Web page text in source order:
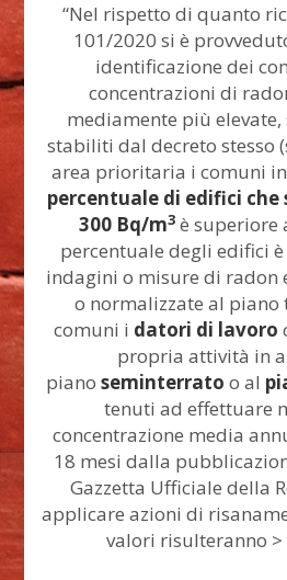
“Nel rispetto di quanto
101/2020 si è
identificazione dei
concentrazioni di
mediamente più
stabiliti dal decreto stesso
area prioritaria i comuni
percentuale di edifici che
300 Bq/m3 è superiore
percentuale degli edifici
indagini o misure di radon
o normalizzate al piano
comuni i datori di lavoro
propria attività in
piano seminterrato o al
tenuti ad effettuare
concentrazione media
18 mesi dalla
Gazzetta Ufficiale della
applicare azioni di
valori risulteranno >